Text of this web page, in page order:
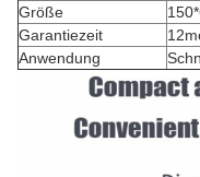
Größe
Garantiezeit
Anwendung